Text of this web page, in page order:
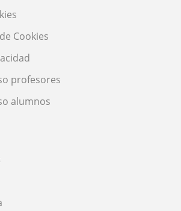
Cookies
profesores
alumnos